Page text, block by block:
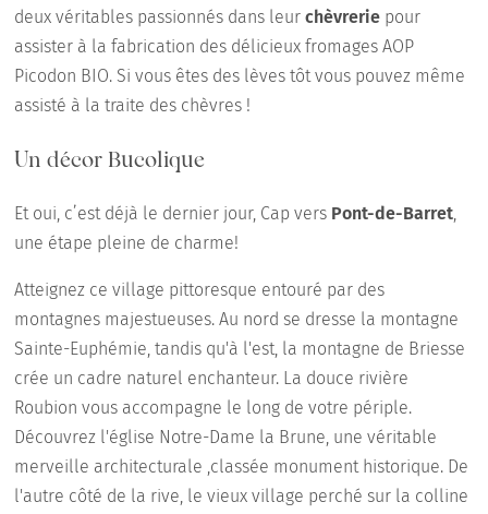
deux véritables passionnés dans leurchèvrerie pour
assister à la fabrication des délicieux fromages AOP
Picodon BIO. Si vous êtes des lèves tôt vous pouvez même
assisté à la traite des chèvres !
Un décor Bucolique
Et oui, c’est déjà le dernier jour, Cap vers Pont-de-Barret,
une étape pleine de charme!
Atteignez ce village pittoresque entouré par des
montagnes majestueuses. Au nord se dresse la montagne
Sainte-Euphémie, tandis qu'à l'est, la montagne de Briesse
crée un cadre naturel enchanteur. La douce rivière
Roubion vous accompagne le long de votre périple.
Découvrez l'église Notre-Dame la Brune, une véritable
merveille architecturale ,classée monument historique. De
l'autre côté de la rive, le vieux village perché sur la colline